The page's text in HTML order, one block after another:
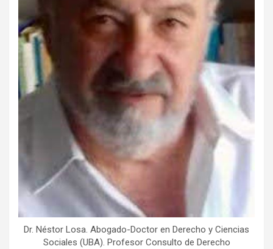
Dr. Néstor Losa. Abogado-Doctor en Derecho y Ciencias
Sociales (UBA). Profesor Consulto de Derecho